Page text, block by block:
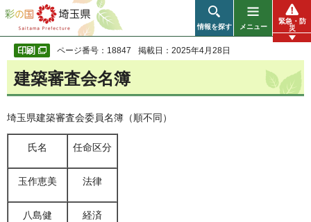
彩の国 埼玉県
情報を探す メニュー
緊急・防
災
ページ番号：18847 掲載日：2025年4月28日
建築審査会名簿
埼玉県建築審査会委員名簿（順不同）
氏名 任命区分
玉作恵美 法律
八島健 経済